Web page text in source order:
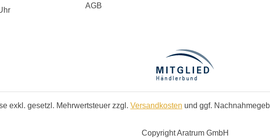
AGB
exkl. gesetzl. Mehrwertsteuer zzgl. Versandkosten und ggf.
Copyright Aratrum GmbH